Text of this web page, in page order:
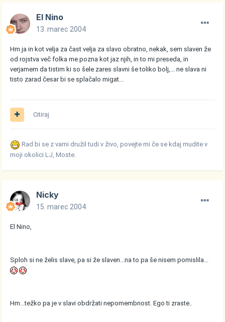
El Nino
13. marec 2004
Hm ja in kot velja za čast velja za slavo obratno, nekak, sem slaven že
od rojstva več folka me pozna kot jaz njih, in to mi preseda, in
verjamem da tistim ki so šele zares slavni še toliko bolj,... ne slava ni
tisto zarad česar bi se splačalo migat...
Citiraj
Rad bi se z vami družil tudi v živo, povejte mi če se kdaj mudite v
moji okolici LJ, Moste.
Nicky
15. marec 2004
El Nino,
Sploh si ne želis slave, pa si že slaven...na to pa še nisem pomislila...
Hm...težko pa je v slavi obdržati nepomembnost. Ego ti zraste..